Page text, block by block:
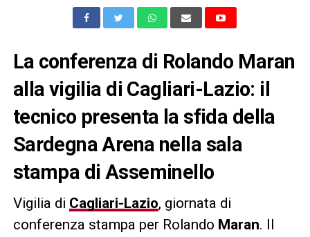
La conferenza di Rolando Maran
alla vigilia di Cagliari-Lazio: il
tecnico presenta la sfida della
Sardegna Arena nella sala
stampa di Asseminello
Vigilia di Cagliari-Lazio, giornata di
conferenza stampa per Rolando Maran. Il